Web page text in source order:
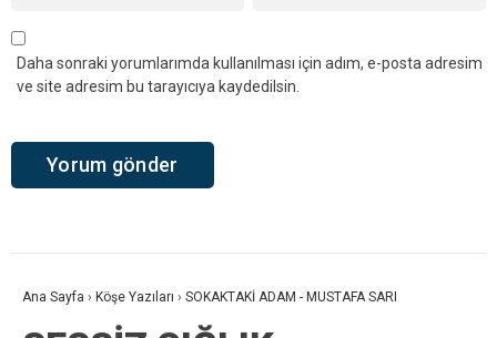
Daha sonraki yorumlarımda kullanılması için adım, e-posta adresim
ve site adresim bu tarayıcıya kaydedilsin.
Ana Sayfa › Köşe Yazıları › SOKAKTAKİ ADAM - MUSTAFA SARI